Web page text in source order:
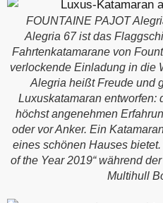
FOUNTAINE PAJOT
Alegria 67 ist das
Fahrtenkatamarane von
verlockende Einladung in die
Alegria heißt Freude und
Luxuskatamaran entworfen:
höchst angenehmen
oder vor Anker. Ein
eines schönen Hauses
of the Year 2019“ während
Multihull